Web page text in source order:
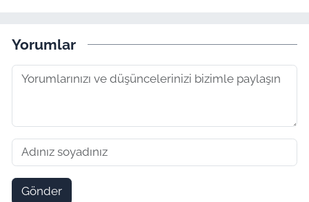
Yorumlar
Gönder